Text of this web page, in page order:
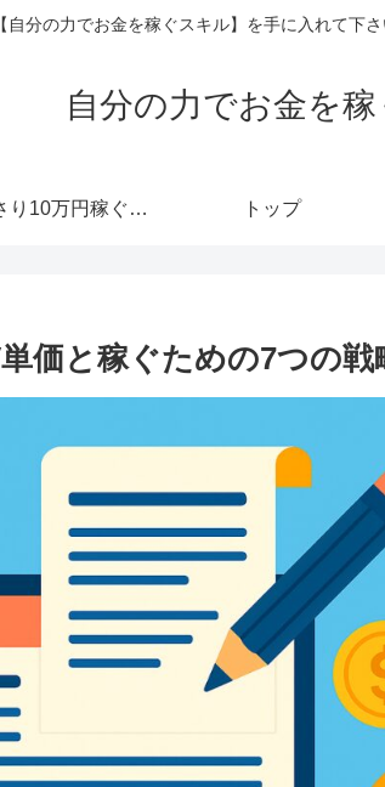
自分の力でお金を稼ぐスキル】を手に入れて下
自分の力でお金を
あっさり10万円稼ぐメルマガ トップ
価と稼ぐための7つの戦